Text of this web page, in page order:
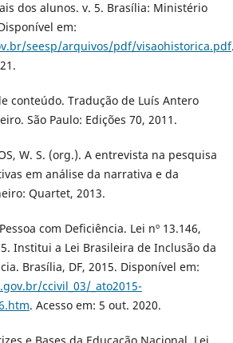
dos alunos. v. 5. Brasília: Ministério
em:
seesp/arquivos/pdf/visaohistorica.pdf
conteúdo. Tradução de Luís Antero
São Paulo: Edições 70, 2011.
W. S. (org.). A entrevista na pesquisa
em análise da narrativa e da
Quartet, 2013.
com Deficiência. Lei nº 13.146,
Institui a Lei Brasileira de Inclusão da
Brasília, DF, 2015. Disponível em:
ccivil_03/_ato2015-
. Acesso em: 5 out. 2020.